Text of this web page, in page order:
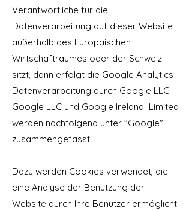
Verantwortliche für die
Datenverarbeitung auf dieser Website
außerhalb des Europäischen
Wirtschaftraumes oder der Schweiz
sitzt, dann erfolgt die Google Analytics
Datenverarbeitung durch Google LLC.
Google LLC und Google Ireland Limited
werden nachfolgend unter "Google"
zusammengefasst.
Dazu werden Cookies verwendet, die
eine Analyse der Benutzung der
Website durch Ihre Benutzer ermöglicht.